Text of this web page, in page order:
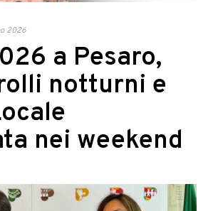
2026
a Pesaro,
notturni e
nei weekend